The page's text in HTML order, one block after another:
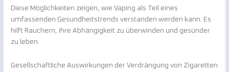
Diese Möglichkeiten zeigen, wie Vaping als Teil eines
umfassenden Gesundheitstrends verstanden werden kann. Es
hilft Rauchern, ihre Abhängigkeit zu überwinden und gesünder
zu leben.
Gesellschaftliche Auswirkungen der Verdrängung von Zigaretten